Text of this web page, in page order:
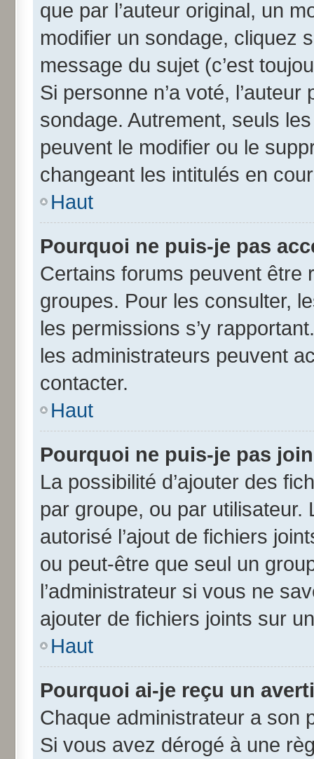
que par l’auteur original, un
modifier un sondage, cliquez
message du sujet (c’est
Si personne n’a voté,
sondage. Autrement, seuls
peuvent le modifier ou le
changeant les intitulés en
Haut
Pourquoi ne puis-je pas
Certains forums peuvent être
groupes. Pour les consulter,
les permissions s’y
les administrateurs peuvent
contacter.
Haut
Pourquoi ne puis-je pas
La possibilité d’ajouter des
par groupe, ou par utilisateur.
autorisé l’ajout de fichiers
ou peut-être que seul un
l’administrateur si vous ne
ajouter de fichiers joints sur
Haut
Pourquoi ai-je reçu un
Chaque administrateur a son
Si vous avez dérogé à une